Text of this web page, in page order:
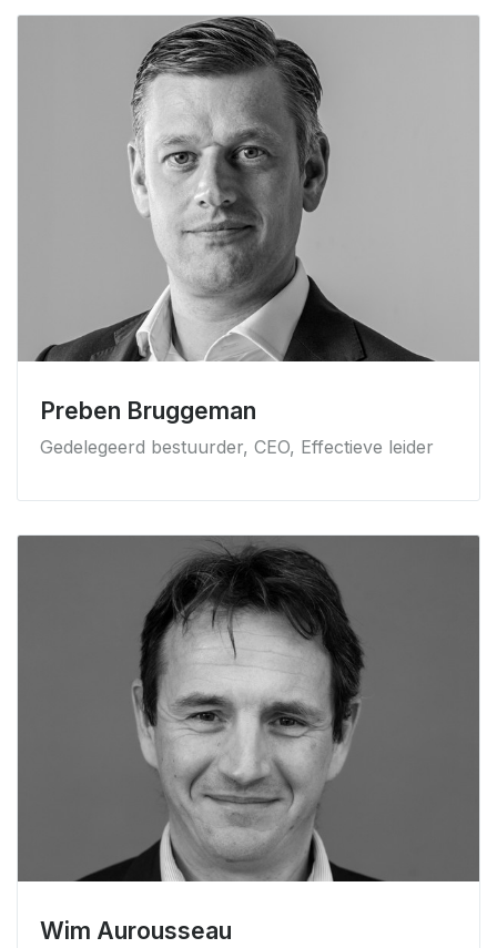
Preben Bruggeman
Gedelegeerd bestuurder, CEO, Effectieve leider
Wim Aurousseau